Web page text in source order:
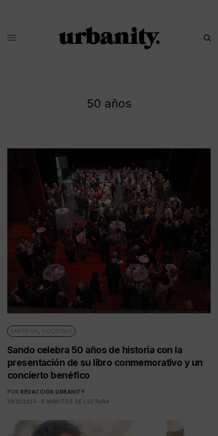
50 años
EMPRESA , SOCIEDAD
Sando celebra 50 años de historia con la
presentación de su libro conmemorativo y un
concierto benéfico
POR REDACCIÓN URBANITY
19/12/2024
6 MINUTOS DE LECTURA